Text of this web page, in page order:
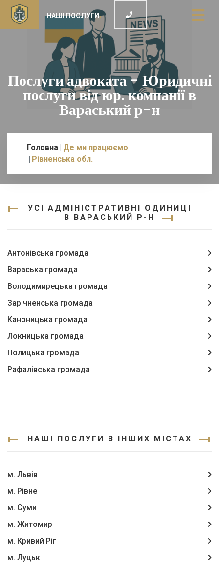
НАШІ ПОСЛУГИ
Послуги адвоката - Юридичні
послуги від юр. компанії в
Вараський р-н
Головна Де ми працюємо
Рівненська обл.
УСІ АДМІНІСТРАТИВНІ ОДИНИЦІ
В ВАРАСЬКИЙ Р-Н
Антонівська громада
Вараська громада
Володимирецька громада
Зарічненська громада
Каноницька громада
Локницька громада
Полицька громада
Рафалівська громада
НАШІ ПОСЛУГИ В ІНШИХ МІСТАХ
м. Львів
м. Рівне
м. Суми
м. Житомир
м. Кривий Ріг
м. Луцьк